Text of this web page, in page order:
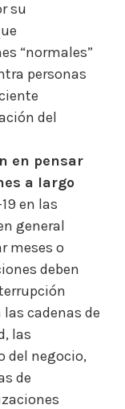
su
“normales”
personas
del
en pensar
a largo
en las
general
meses o
deben
cadenas de
las
del negocio,
de